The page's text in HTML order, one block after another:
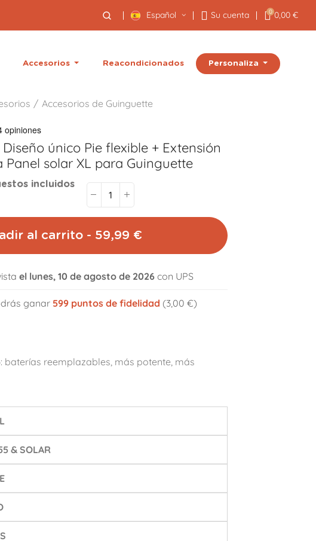
Español Su cuenta 0 0,00 €
Accesorios Reacondicionados Personaliza
Accesorios de Guinguette
único Pie flexible + Extensión
Panel solar XL para Guinguette
incluidos
al carrito - 59,99 €
el lunes, 10 de agosto de 2026 con UPS
ganar 599puntos de fidelidad (3,00 €)
baterías reemplazables, más potente, más
& SOLAR